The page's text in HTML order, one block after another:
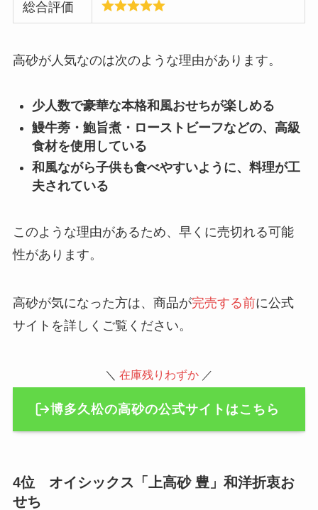
総合評価
高砂が人気なのは次のような理由があります。
少人数で豪華な本格和風おせちが楽しめる
鰻牛蒡・鮑旨煮・ローストビーフなどの、高級
食材を使用している
和風ながら子供も食べやすいように、料理が工
夫されている
このような理由があるため、早くに売切れる可能
性があります。
高砂が気になった方は、商品が完売する前に公式
サイトを詳しくご覧ください。
＼ 在庫残りわずか ／
博多久松の高砂の公式サイトはこちら
4位 オイシックス「上高砂 豊」和洋折衷お
せち